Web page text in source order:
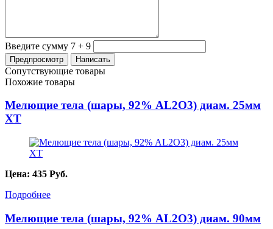
Введите сумму 7 + 9
Сопутствующие товары
Похожие товары
Мелющие тела (шары, 92% AL2O3) диам. 25мм
XT
Цена: 435 Руб.
Подробнее
Мелющие тела (шары, 92% AL2О3) диам. 90мм